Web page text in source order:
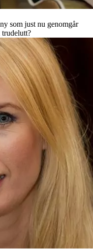
som just nu genomgår